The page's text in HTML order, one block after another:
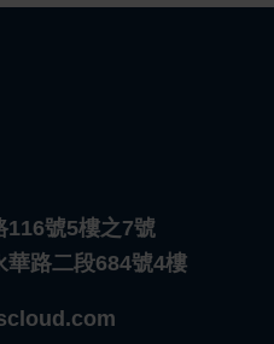
116號5樓之7號
華路二段684號4樓